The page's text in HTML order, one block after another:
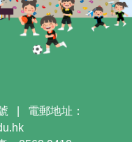
電郵地址：